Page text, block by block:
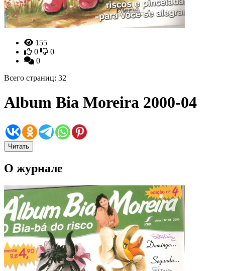
155
0
0
0
Всего страниц: 32
Album Bia Moreira 2000-04
Читать
О журнале